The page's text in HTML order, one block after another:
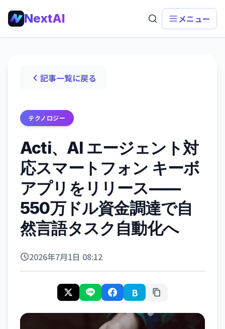
NextAI メニュー
記事一覧に戻る
テクノロジー
Acti、AI エージェント対
応スマートフォン キーボ
アプリをリリース——
550万ドル資金調達で自
然言語タスク自動化へ
2026年7月1日 08:12
B